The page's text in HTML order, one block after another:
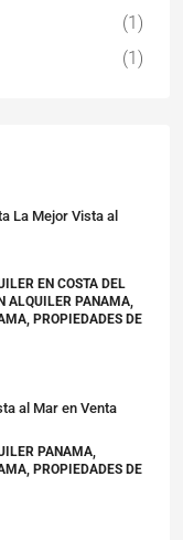
(1)
(1)
La Mejor Vista al
EN COSTA DEL
ALQUILER PANAMA,
PROPIEDADES DE
al Mar en Venta
PANAMA,
PROPIEDADES DE